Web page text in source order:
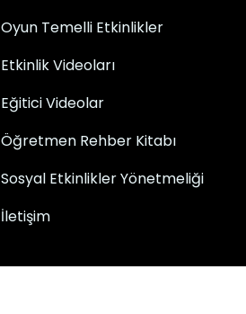
Oyun Temelli Etkinlikler
Etkinlik Videoları
Eğitici Videolar
Öğretmen Rehber Kitabı
Sosyal Etkinlikler Yönetmeliği
İletişim